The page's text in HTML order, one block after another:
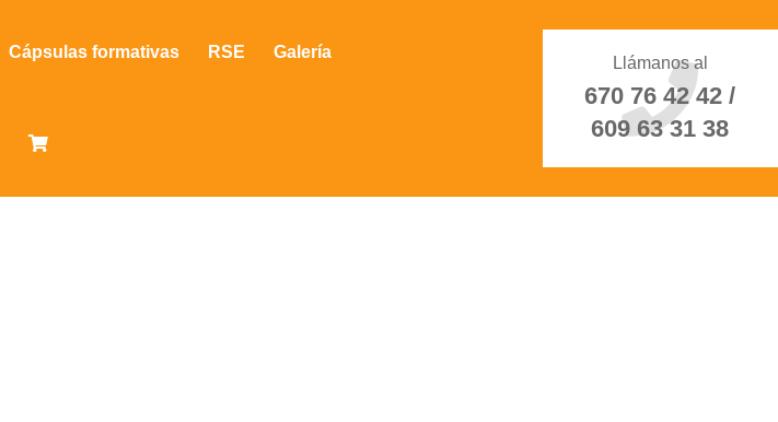
Cápsulas formativas RSE Galería
Llámanos al
670 76 42 42 /
609 63 31 38